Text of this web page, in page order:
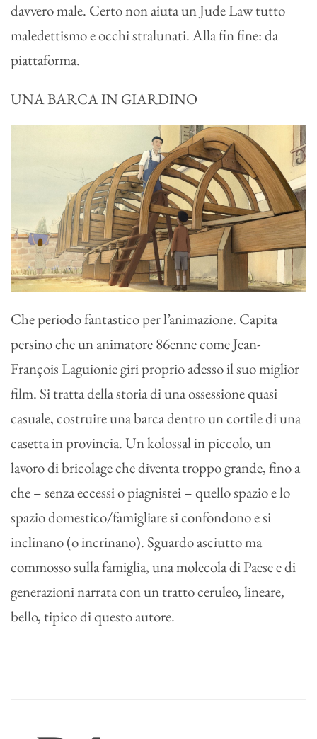
davvero male. Certo non aiuta un Jude Law tutto
maledettismo e occhi stralunati. Alla fin fine: da
piattaforma.
UNA BARCA IN GIARDINO
Che periodo fantastico per l’animazione. Capita
persino che un animatore 86enne come Jean-
François Laguionie giri proprio adesso il suo miglior
film. Si tratta della storia di una ossessione quasi
casuale, costruire una barca dentro un cortile di una
casetta in provincia. Un kolossal in piccolo, un
lavoro di bricolage che diventa troppo grande, fino a
che – senza eccessi o piagnistei – quello spazio e lo
spazio domestico/famigliare si confondono e si
inclinano (o incrinano). Sguardo asciutto ma
commosso sulla famiglia, una molecola di Paese e di
generazioni narrata con un tratto ceruleo, lineare,
bello, tipico di questo autore.